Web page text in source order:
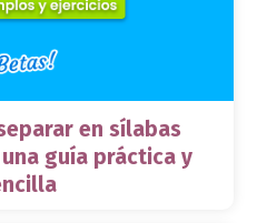
en sílabas
guía práctica y